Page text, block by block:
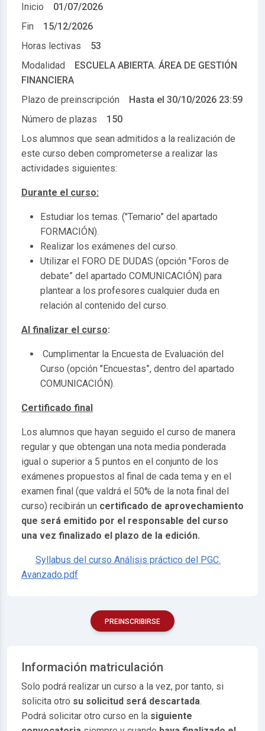
Inicio
01/07/2026
Fin
15/12/2026
Horas lectivas
53
Modalidad
ESCUELA ABIERTA. ÁREA DE GESTIÓN
FINANCIERA
Plazo de preinscripción
Hasta el 30/10/2026 23:59
Número de plazas
150
Los alumnos que sean admitidos a la realización de
este curso deben comprometerse a realizar las
actividades siguientes:
Durante el curso:
Estudiar los temas. ("Temario” del apartado
FORMACIÓN).
Realizar los exámenes del curso.
Utilizar el FORO DE DUDAS (opción "Foros de
debate” del apartado COMUNICACIÓN) para
plantear a los profesores cualquier duda en
relación al contenido del curso.
Al finalizar el curso:
Cumplimentar la Encuesta de Evaluación del
Curso (opción "Encuestas”, dentro del apartado
COMUNICACIÓN).
Certificado final
Los alumnos que hayan seguido el curso de manera
regular y que obtengan una nota media ponderada
igual o superior a 5 puntos en el conjunto de los
exámenes propuestos al final de cada tema y en el
examen final (que valdrá el 50% de la nota final del
curso) recibirán un certificado de aprovechamiento
que será emitido por el responsable del curso
una vez finalizado el plazo de la edición.
Syllabus del curso Análisis práctico del PGC.
Avanzado.pdf
PREINSCRIBIRSE
Información matriculación
Solo podrá realizar un curso a la vez, por tanto, si
solicita otro su solicitud será descartada.
Podrá solicitar otro curso en la siguiente